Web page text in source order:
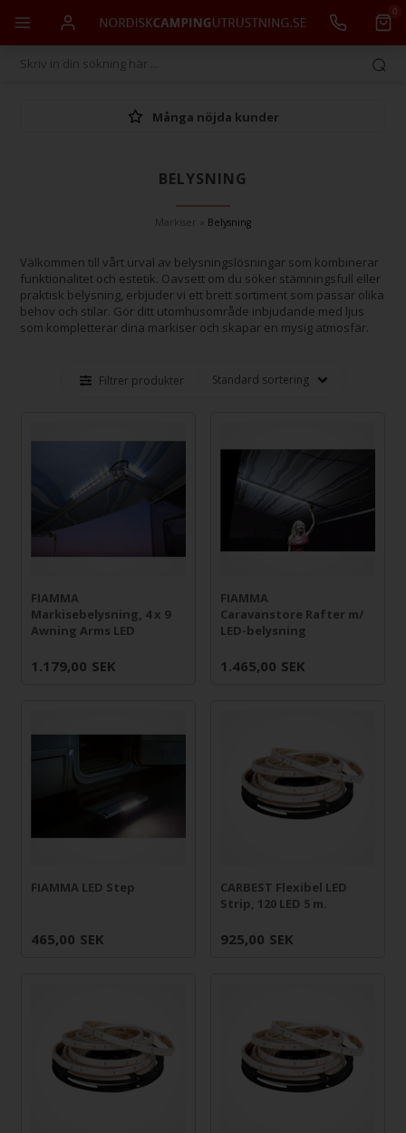
0
Många nöjda kunder
BELYSNING
Markiser Belysning
Välkommen till vårt urval av belysningslösningar som kombinerar
funktionalitet och estetik. Oavsett om du söker stämningsfull eller
praktisk belysning, erbjuder vi ett brett sortiment som passar olika
behov och stilar. Gör ditt utomhusområde inbjudande med ljus
som kompletterar dina markiser och skapar en mysig atmosfär.
Filtrer produkter
FIAMMA
Markisebelysning, 4 x 9
Awning Arms LED
1.179,00 SEK
FIAMMA
Caravanstore Rafter m/
LED-belysning
1.465,00 SEK
FIAMMA LED Step
465,00 SEK
CARBEST Flexibel LED
Strip, 120 LED 5 m.
925,00 SEK